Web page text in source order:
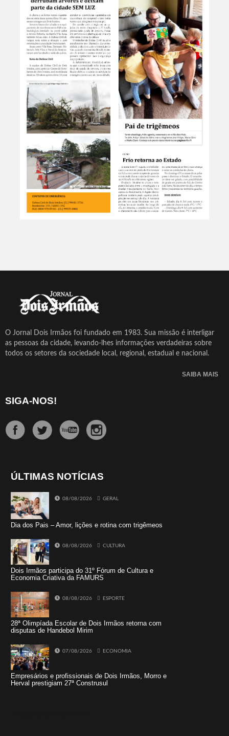
O Jornal Dois Irmãos foi fundado em 1983. Sua missão é interligar
as pessoas da cidade, levando-lhes informações verdadeiras sobre
todos os setores da sociedade local, regional, estadual e nacional.
SAIBA MAIS
SIGA-NOS!
ÚLTIMAS NOTÍCIAS
08/08/2026 GERAL
Dia dos Pais – Amor, lições e rotina com trigêmeos
08/08/2026 CULTURA
Dois Irmãos participa do 31º Fórum de Cultura e
Economia Criativa da FAMURS
08/08/2026 ESPORTE
28ª Olimpíada Escolar de Dois Irmãos retorna com
disputas de Handebol Mirim
07/08/2026 ECONOMIA
Empresários e profissionais de Dois Irmãos, Morro e
Herval prestigiam 27ª Construsul